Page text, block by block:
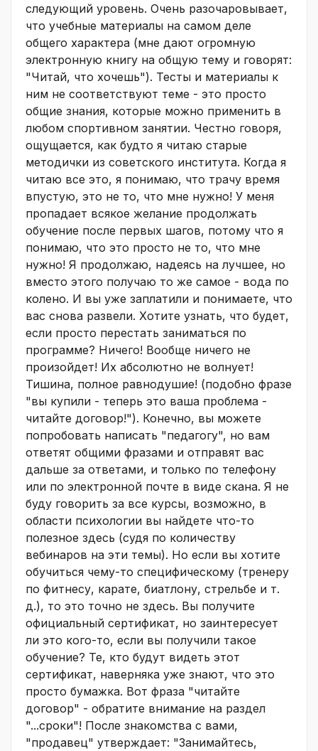
следующий уровень. Очень разочаровывает,
что учебные материалы на самом деле
общего характера (мне дают огромную
электронную книгу на общую тему и говорят:
"Читай, что хочешь"). Тесты и материалы к
ним не соответствуют теме - это просто
общие знания, которые можно применить в
любом спортивном занятии. Честно говоря,
ощущается, как будто я читаю старые
методички из советского института. Когда я
читаю все это, я понимаю, что трачу время
впустую, это не то, что мне нужно! У меня
пропадает всякое желание продолжать
обучение после первых шагов, потому что я
понимаю, что это просто не то, что мне
нужно! Я продолжаю, надеясь на лучшее, но
вместо этого получаю то же самое - вода по
колено. И вы уже заплатили и понимаете, что
вас снова развели. Хотите узнать, что будет,
если просто перестать заниматься по
программе? Ничего! Вообще ничего не
произойдет! Их абсолютно не волнует!
Тишина, полное равнодушие! (подобно фразе
"вы купили - теперь это ваша проблема -
читайте договор!"). Конечно, вы можете
попробовать написать "педагогу", но вам
ответят общими фразами и отправят вас
дальше за ответами, и только по телефону
или по электронной почте в виде скана. Я не
буду говорить за все курсы, возможно, в
области психологии вы найдете что-то
полезное здесь (судя по количеству
вебинаров на эти темы). Но если вы хотите
обучиться чему-то специфическому (тренеру
по фитнесу, карате, биатлону, стрельбе и т.
д.), то это точно не здесь. Вы получите
официальный сертификат, но заинтересует
ли это кого-то, если вы получили такое
обучение? Те, кто будут видеть этот
сертификат, наверняка уже знают, что это
просто бумажка. Вот фраза "читайте
договор" - обратите внимание на раздел
"...сроки"! После знакомства с вами,
"продавец" утверждает: "Занимайтесь,